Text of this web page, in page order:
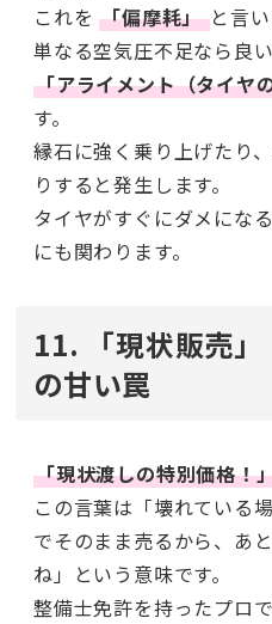
これを「偏摩耗」 と言い
単なる空気圧不足なら良
「アライメント（タイヤ
す。
縁石に強く乗り上げたり
りすると発生します。
タイヤがすぐにダメにな
にも関わります。
11. 「現状販売」
の甘い罠
「現状渡しの特別価格！
この言葉は「壊れている
でそのまま売るから、あ
ね」という意味です。
整備士免許を持ったプロ